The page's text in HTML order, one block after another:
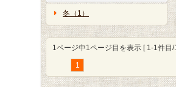
冬（1）
1ページ中1ページ目を表示 [ 1-1件目/
1